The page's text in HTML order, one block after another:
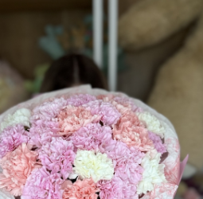
2ШТ,
РОЗА 50СМ
ЦВЕТНАЯ
40 СМ
50 СМ